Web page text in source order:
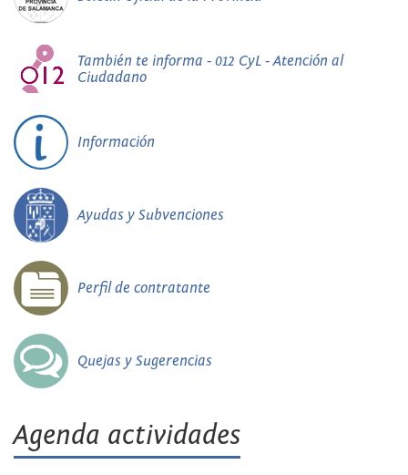
También te informa - 012 CyL - Atención al
Ciudadano
Información
Ayudas y Subvenciones
Perfil de contratante
Quejas y Sugerencias
Agenda actividades